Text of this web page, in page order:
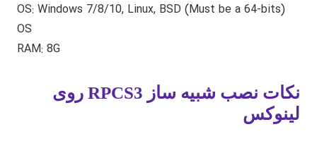
(OS: Windows 7/8/10, Linux, BSD (Must be a 64-bits
OS
RAM: 8G
نکات نصب شبیه ساز RPCS3 روی
لینوکس